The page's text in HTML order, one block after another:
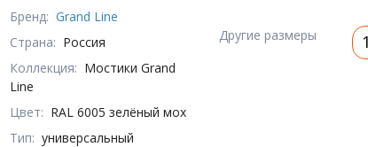
Бренд: Grand Line
Страна: Россия
Коллекция: Мостики Grand
Line
Цвет: RAL 6005 зелёный мох
Тип: универсальный
Другие размеры